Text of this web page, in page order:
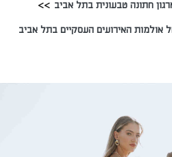
חתונה טבעונית בתל אביב
אולמות האירועים העסקיים בתל אביב